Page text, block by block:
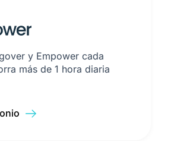
y Empower cada
más de 1 hora diaria